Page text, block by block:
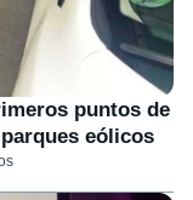
puntos de
eólicos